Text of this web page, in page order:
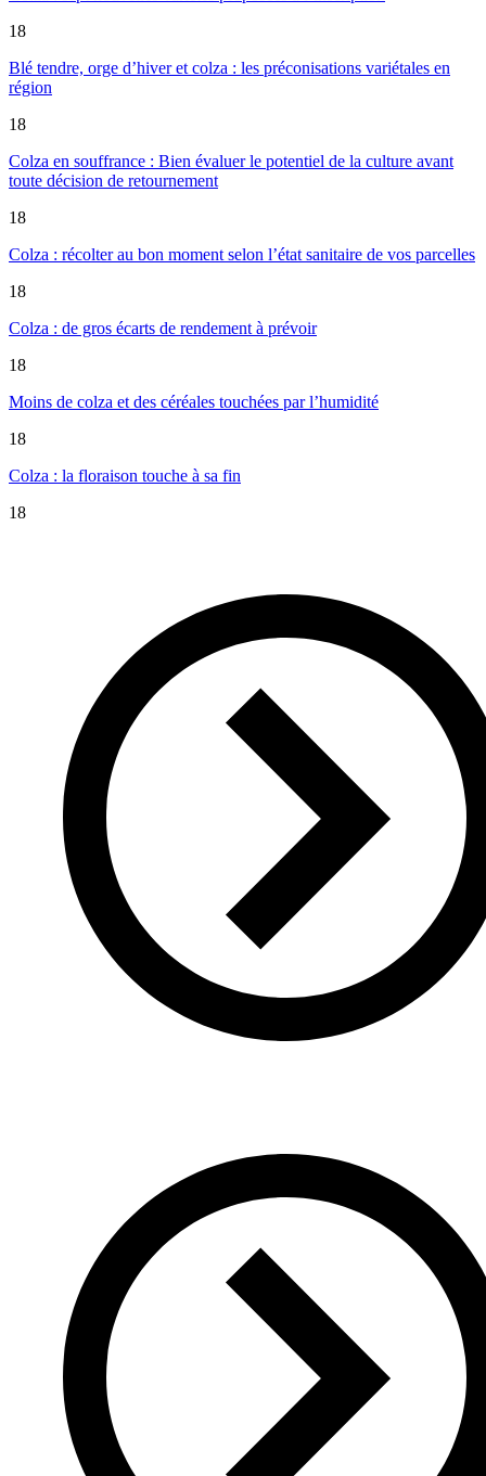
18
Blé tendre, orge d’hiver et colza : les préconisations variétales en
région
18
Colza en souffrance : Bien évaluer le potentiel de la culture avant
toute décision de retournement
18
Colza : récolter au bon moment selon l’état sanitaire de vos parcelles
18
Colza : de gros écarts de rendement à prévoir
18
Moins de colza et des céréales touchées par l’humidité
18
Colza : la floraison touche à sa fin
18